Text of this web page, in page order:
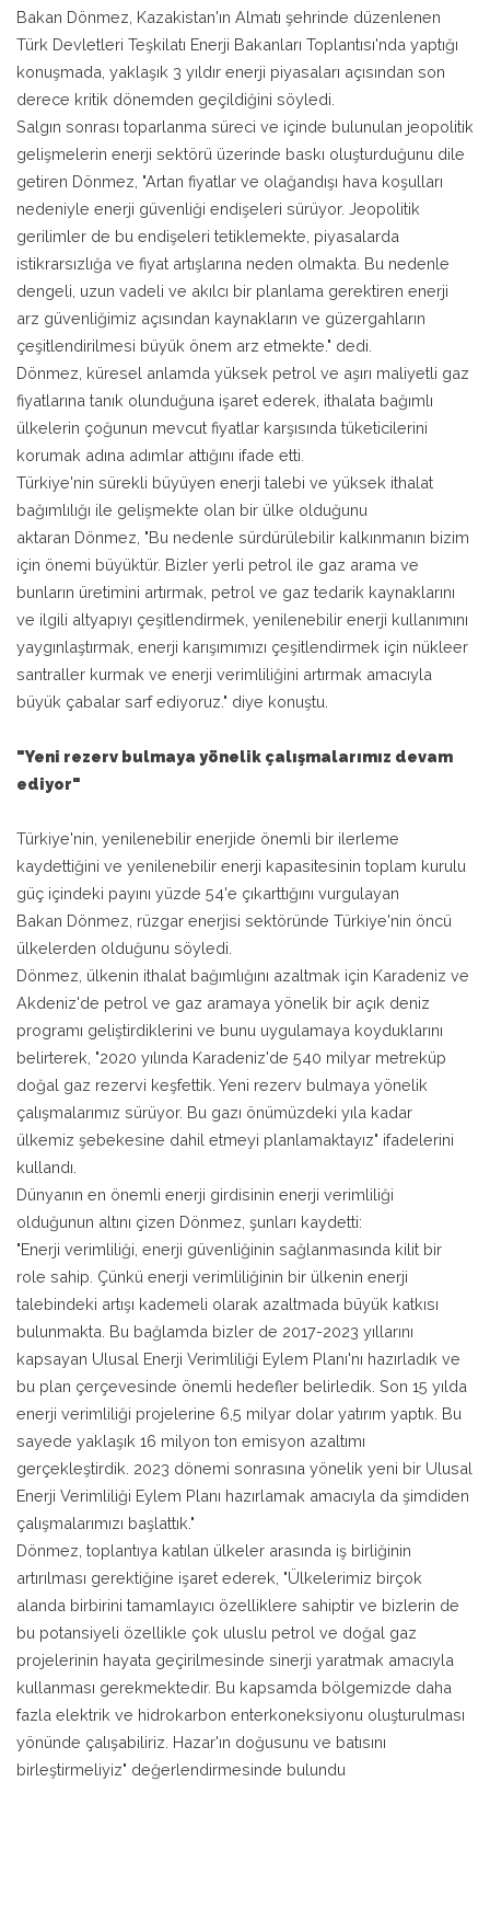
Bakan Dönmez, Kazakistan'ın Almatı şehrinde düzenlenen
Türk Devletleri Teşkilatı Enerji Bakanları Toplantısı'nda yaptığı
konuşmada, yaklaşık 3 yıldır enerji piyasaları açısından son
derece kritik dönemden geçildiğini söyledi.
Salgın sonrası toparlanma süreci ve içinde bulunulan jeopolitik
gelişmelerin enerji sektörü üzerinde baskı oluşturduğunu dile
getiren Dönmez, "Artan fiyatlar ve olağandışı hava koşulları
nedeniyle enerji güvenliği endişeleri sürüyor. Jeopolitik
gerilimler de bu endişeleri tetiklemekte, piyasalarda
istikrarsızlığa ve fiyat artışlarına neden olmakta. Bu nedenle
dengeli, uzun vadeli ve akılcı bir planlama gerektiren enerji
arz güvenliğimiz açısından kaynakların ve güzergahların
çeşitlendirilmesi büyük önem arz etmekte." dedi.
Dönmez, küresel anlamda yüksek petrol ve aşırı maliyetli gaz
fiyatlarına tanık olunduğuna işaret ederek, ithalata bağımlı
ülkelerin çoğunun mevcut fiyatlar karşısında tüketicilerini
korumak adına adımlar attığını ifade etti.
Türkiye'nin sürekli büyüyen enerji talebi ve yüksek ithalat
bağımlılığı ile gelişmekte olan bir ülke olduğunu
aktaran Dönmez, "Bu nedenle sürdürülebilir kalkınmanın bizim
için önemi büyüktür. Bizler yerli petrol ile gaz arama ve
bunların üretimini artırmak, petrol ve gaz tedarik kaynaklarını
ve ilgili altyapıyı çeşitlendirmek, yenilenebilir enerji kullanımını
yaygınlaştırmak, enerji karışımımızı çeşitlendirmek için nükleer
santraller kurmak ve enerji verimliliğini artırmak amacıyla
büyük çabalar sarf ediyoruz." diye konuştu.
"Yeni rezerv bulmaya yönelik çalışmalarımız devam
ediyor"
Türkiye'nin, yenilenebilir enerjide önemli bir ilerleme
kaydettiğini ve yenilenebilir enerji kapasitesinin toplam kurulu
güç içindeki payını yüzde 54'e çıkarttığını vurgulayan
Bakan Dönmez, rüzgar enerjisi sektöründe Türkiye'nin öncü
ülkelerden olduğunu söyledi.
Dönmez, ülkenin ithalat bağımlığını azaltmak için Karadeniz ve
Akdeniz'de petrol ve gaz aramaya yönelik bir açık deniz
programı geliştirdiklerini ve bunu uygulamaya koyduklarını
belirterek, "2020 yılında Karadeniz'de 540 milyar metreküp
doğal gaz rezervi keşfettik. Yeni rezerv bulmaya yönelik
çalışmalarımız sürüyor. Bu gazı önümüzdeki yıla kadar
ülkemiz şebekesine dahil etmeyi planlamaktayız" ifadelerini
kullandı.
Dünyanın en önemli enerji girdisinin enerji verimliliği
olduğunun altını çizen Dönmez, şunları kaydetti:
"Enerji verimliliği, enerji güvenliğinin sağlanmasında kilit bir
role sahip. Çünkü enerji verimliliğinin bir ülkenin enerji
talebindeki artışı kademeli olarak azaltmada büyük katkısı
bulunmakta. Bu bağlamda bizler de 2017-2023 yıllarını
kapsayan Ulusal Enerji Verimliliği Eylem Planı'nı hazırladık ve
bu plan çerçevesinde önemli hedefler belirledik. Son 15 yılda
enerji verimliliği projelerine 6,5 milyar dolar yatırım yaptık. Bu
sayede yaklaşık 16 milyon ton emisyon azaltımı
gerçekleştirdik. 2023 dönemi sonrasına yönelik yeni bir Ulusal
Enerji Verimliliği Eylem Planı hazırlamak amacıyla da şimdiden
çalışmalarımızı başlattık."
Dönmez, toplantıya katılan ülkeler arasında iş birliğinin
artırılması gerektiğine işaret ederek, "Ülkelerimiz birçok
alanda birbirini tamamlayıcı özelliklere sahiptir ve bizlerin de
bu potansiyeli özellikle çok uluslu petrol ve doğal gaz
projelerinin hayata geçirilmesinde sinerji yaratmak amacıyla
kullanması gerekmektedir. Bu kapsamda bölgemizde daha
fazla elektrik ve hidrokarbon enterkoneksiyonu oluşturulması
yönünde çalışabiliriz. Hazar'ın doğusunu ve batısını
birleştirmeliyiz" değerlendirmesinde bulundu